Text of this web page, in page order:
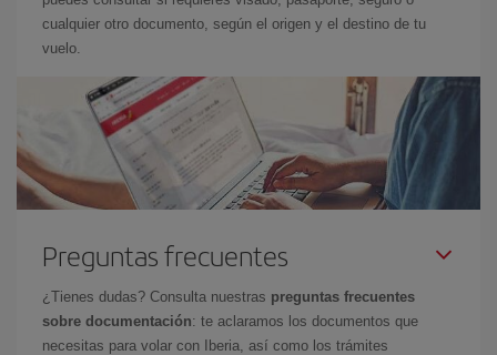
cualquier otro documento, según el origen y el destino de tu
vuelo.
Preguntas frecuentes
¿Tienes dudas? Consulta nuestras preguntas frecuentes
sobre documentación: te aclaramos los documentos que
necesitas para volar con Iberia, así como los trámites